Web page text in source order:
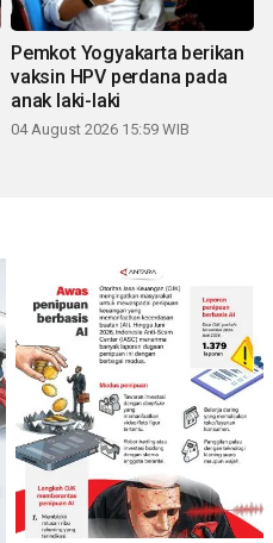
Pemkot Yogyakarta berikan
vaksin HPV perdana pada
anak laki-laki
04 August 2026 15:59 WIB